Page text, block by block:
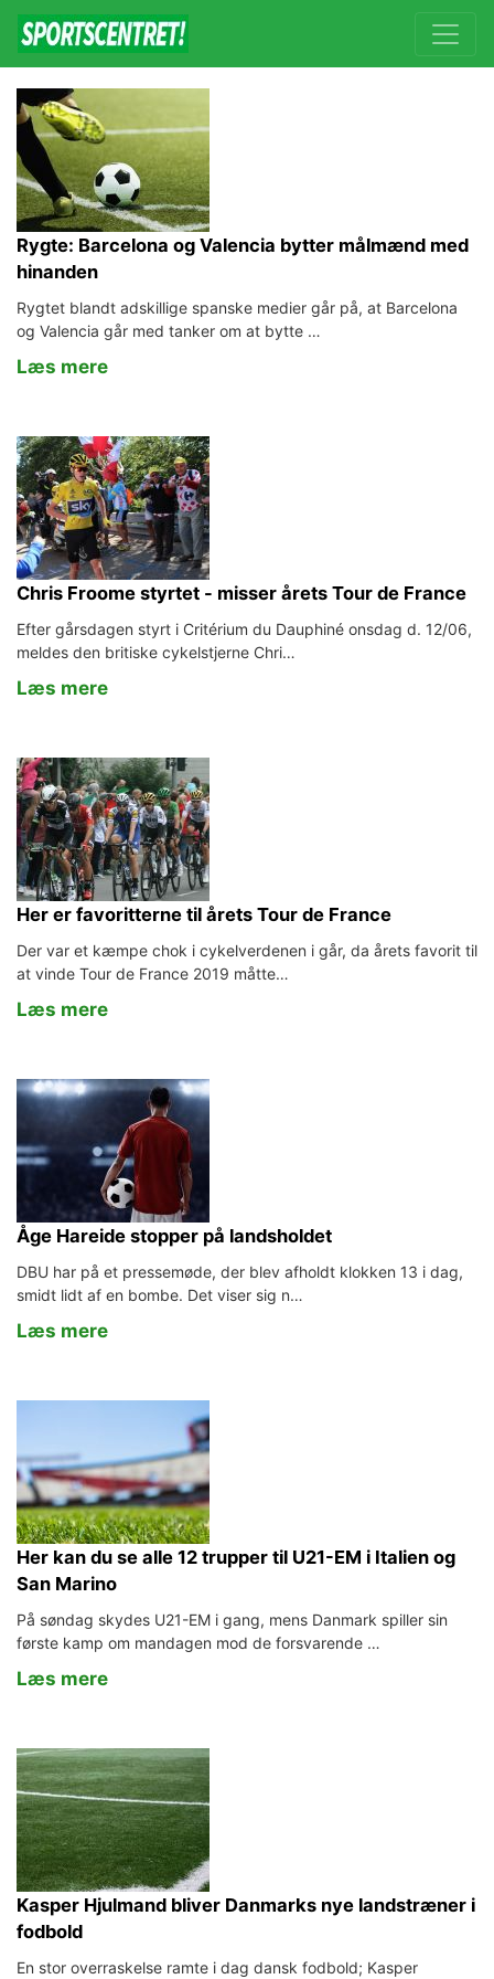
Rygte: Barcelona og Valencia bytter målmænd med
hinanden
Rygtet blandt adskillige spanske medier går på, at Barcelona
og Valencia går med tanker om at bytte …
Læs mere
Chris Froome styrtet - misser årets Tour de France
Efter gårsdagen styrt i Critérium du Dauphiné onsdag d. 12/06,
meldes den britiske cykelstjerne Chri…
Læs mere
Her er favoritterne til årets Tour de France
Der var et kæmpe chok i cykelverdenen i går, da årets favorit til
at vinde Tour de France 2019 måtte…
Læs mere
Åge Hareide stopper på landsholdet
DBU har på et pressemøde, der blev afholdt klokken 13 i dag,
smidt lidt af en bombe. Det viser sig n…
Læs mere
Her kan du se alle 12 trupper til U21-EM i Italien og
San Marino
På søndag skydes U21-EM i gang, mens Danmark spiller sin
første kamp om mandagen mod de forsvarende …
Læs mere
Kasper Hjulmand bliver Danmarks nye landstræner i
fodbold
En stor overraskelse ramte i dag dansk fodbold; Kasper